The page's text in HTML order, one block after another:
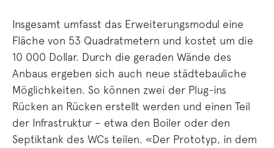
Insgesamt umfasst das Erweiterungsmodul eine
Fläche von 53 Quadratmetern und kostet um die
10 000 Dollar. Durch die geraden Wände des
Anbaus ergeben sich auch neue städtebauliche
Möglichkeiten. So können zwei der Plug-ins
Rücken an Rücken erstellt werden und einen Teil
der Infrastruktur – etwa den Boiler oder den
Septiktank des WCs teilen. «Der Prototyp, in dem